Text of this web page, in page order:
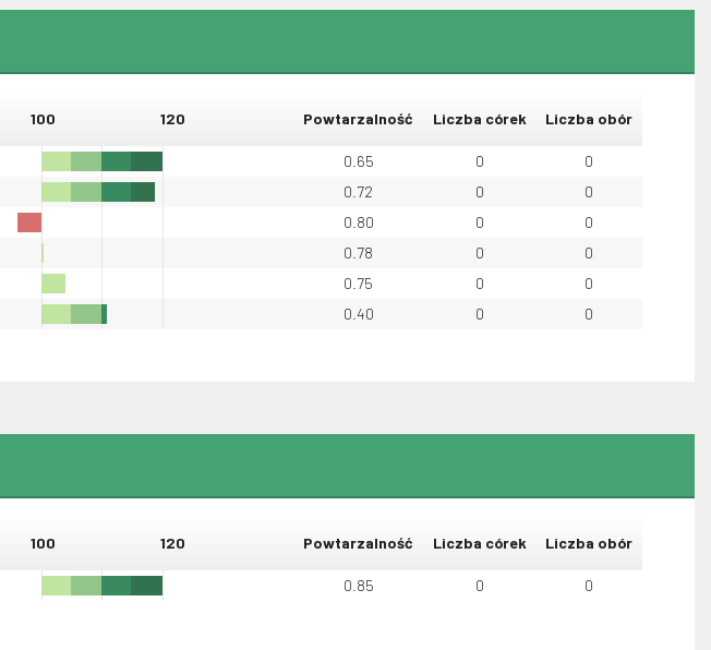
100 120 Powtarzalność Liczba córek Liczba obór
0.65 0 0
0.72 0 0
0.80 0 0
0.78 0 0
0.75 0 0
0.40 0 0
100 120 Powtarzalność Liczba córek Liczba obór
0.85 0 0